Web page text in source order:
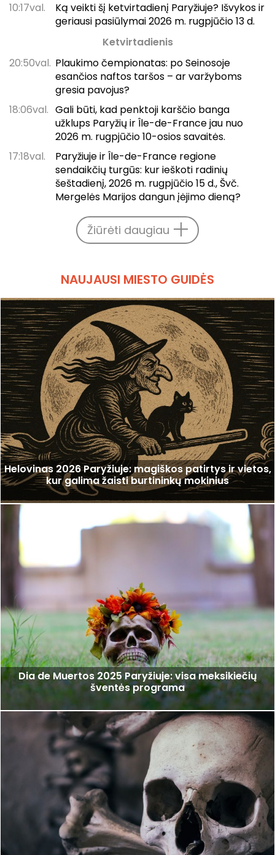
10:17val.
Ką veikti šį ketvirtadienį Paryžiuje? Išvykos ir
geriausi pasiūlymai 2026 m. rugpjūčio 13 d.
Ketvirtadienis
20:50val. Plaukimo čempionatas: po Seinosoje
esančios naftos taršos – ar varžyboms
gresia pavojus?
18:06val. Gali būti, kad penktoji karščio banga
užklups Paryžių ir Île-de-France jau nuo
2026 m. rugpjūčio 10-osios savaitės.
17:18val.
Paryžiuje ir Île-de-France regione
sendaikčių turgūs: kur ieškoti radinių
šeštadienį, 2026 m. rugpjūčio 15 d., Švč.
Mergelės Marijos dangun įėjimo dieną?
Žiūrėti daugiau
NAUJAUSI MIESTO GUIDĖS
Helovinas 2026 Paryžiuje: magiškos patirtys ir vietos,
kur galima žaisti burtininkų mokinius
Dia de Muertos 2025 Paryžiuje: visa meksikiečių
šventės programa